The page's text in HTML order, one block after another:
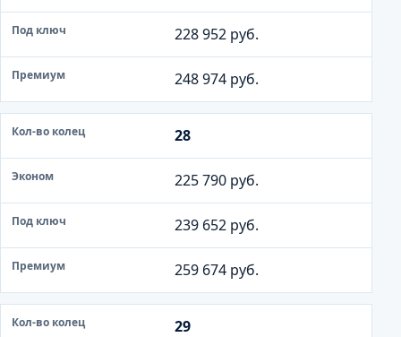
228 952 руб.
248 974 руб.
28
225 790 руб.
239 652 руб.
259 674 руб.
29